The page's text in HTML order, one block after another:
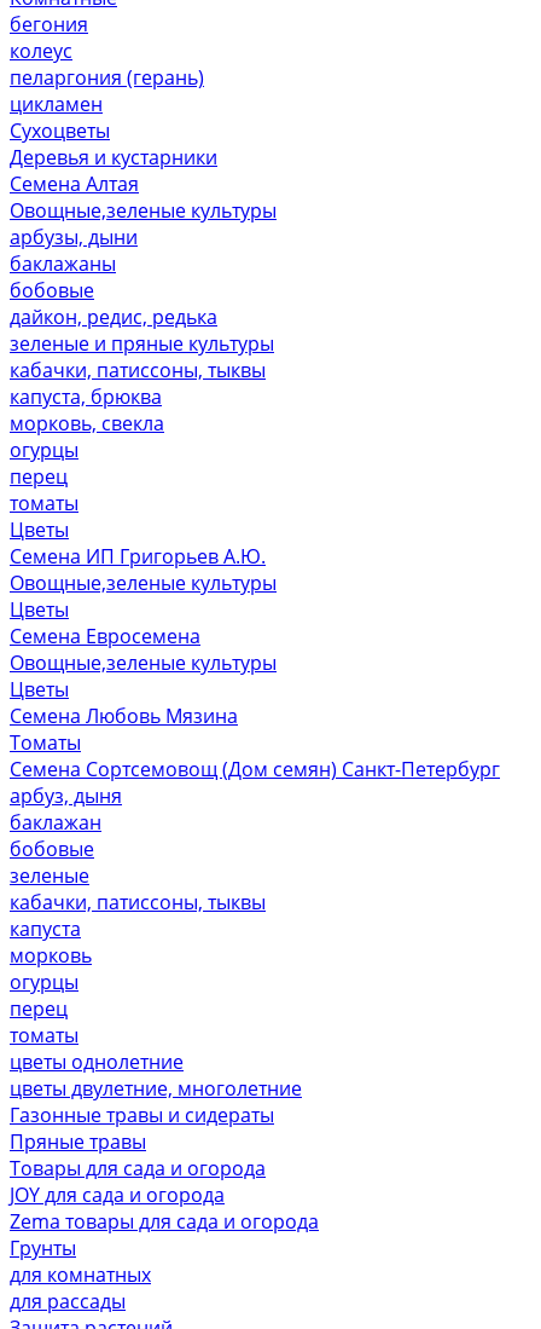
бегония
колеус
пеларгония (герань)
цикламен
Сухоцветы
Деревья и кустарники
Семена Алтая
Овощные,зеленые культуры
арбузы, дыни
баклажаны
бобовые
дайкон, редис, редька
зеленые и пряные культуры
кабачки, патиссоны, тыквы
капуста, брюква
морковь, свекла
огурцы
перец
томаты
Цветы
Семена ИП Григорьев А.Ю.
Овощные,зеленые культуры
Цветы
Семена Евросемена
Овощные,зеленые культуры
Цветы
Семена Любовь Мязина
Томаты
Семена Сортсемовощ (Дом семян) Санкт-Петербург
арбуз, дыня
баклажан
бобовые
зеленые
кабачки, патиссоны, тыквы
капуста
морковь
огурцы
перец
томаты
цветы однолетние
цветы двулетние, многолетние
Газонные травы и сидераты
Пряные травы
Товары для сада и огорода
JOY для сада и огорода
Zema товары для сада и огорода
Грунты
для комнатных
для рассады